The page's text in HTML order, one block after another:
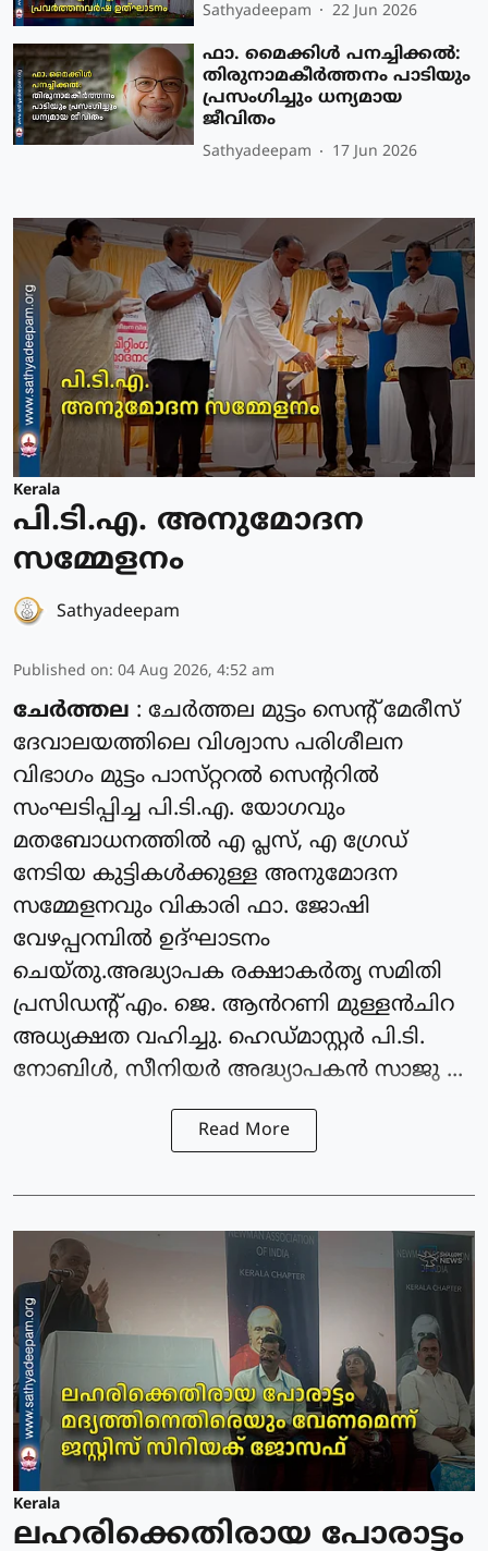
Sathyadeepam 22 Jun 2026
ഫാ. മൈക്കിള്‍ പനച്ചിക്കല്‍:
തിരുനാമകീര്‍ത്തനം പാടിയും
പ്രസംഗിച്ചും ധന്യമായ
ജീവിതം
Sathyadeepam 17 Jun 2026
Kerala
പി.ടി.എ. അനുമോദന
സമ്മേളനം
Sathyadeepam
Published on: 04 Aug 2026, 4:52 am
ചേർത്തല : ചേർത്തല മുട്ടം സെൻ്റ് മേരീസ്
ദേവാലയത്തിലെ വിശ്വാസ പരിശീലന
വിഭാഗം മുട്ടം പാസ്‌റ്ററൽ സെന്ററിൽ
സംഘടിപ്പിച്ച പി.ടി.എ. യോഗവും
മതബോധനത്തിൽ എ പ്ലസ്, എ ഗ്രേഡ്
നേടിയ കുട്ടികൾക്കുള്ള അനുമോദന
സമ്മേളനവും വികാരി ഫാ. ജോഷി
വേഴപ്പറമ്പിൽ ഉദ്ഘാടനം
ചെയ്തു.അദ്ധ്യാപക രക്ഷാകർതൃ സമിതി
പ്രസിഡന്റ്‌ എം. ജെ. ആൻറണി മുള്ളൻചിറ
അധ്യക്ഷത വഹിച്ചു. ഹെഡ്മാസ്റ്റർ പി.ടി.
നോബിൾ, സീനിയർ അദ്ധ്യാപകൻ സാജു ...
Read More
Kerala
ലഹരിക്കെതിരായ പോരാട്ടം